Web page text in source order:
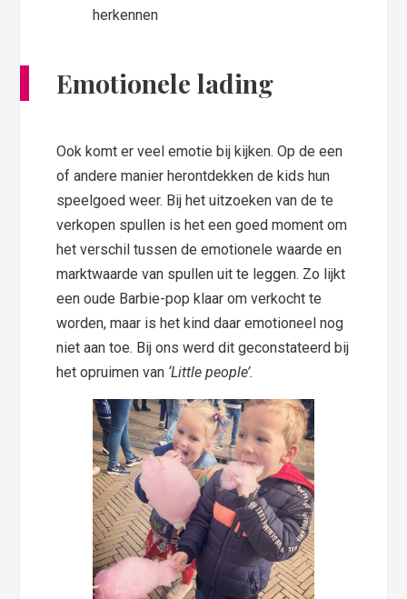
herkennen
Emotionele lading
Ook komt er veel emotie bij kijken. Op de een
of andere manier herontdekken de kids hun
speelgoed weer. Bij het uitzoeken van de te
verkopen spullen is het een goed moment om
het verschil tussen de emotionele waarde en
marktwaarde van spullen uit te leggen. Zo lijkt
een oude Barbie-pop klaar om verkocht te
worden, maar is het kind daar emotioneel nog
niet aan toe. Bij ons werd dit geconstateerd bij
het opruimen van ‘Little people’.